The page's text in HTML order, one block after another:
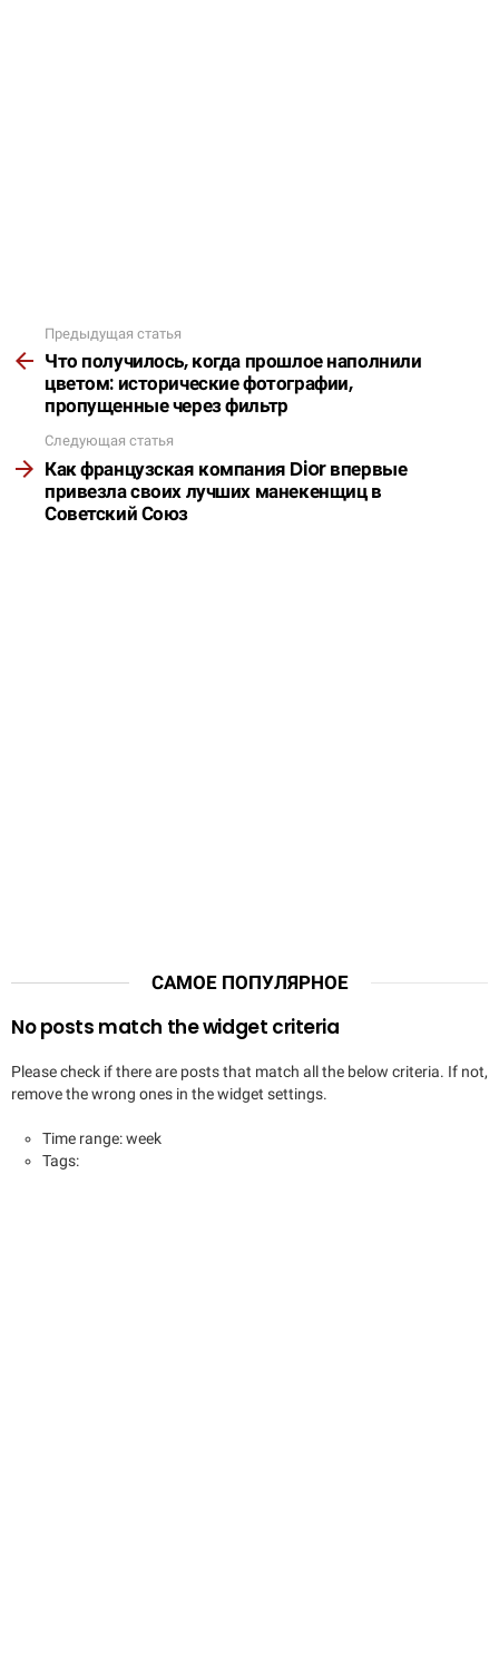
Подробнее
Предыдущая статья
Что получилось, когда прошлое наполнили
цветом: исторические фотографии,
пропущенные через фильтр
Следующая статья
Как французская компания Dior впервые
привезла своих лучших манекенщиц в
Советский Союз
САМОЕ ПОПУЛЯРНОЕ
No posts match the widget criteria
Please check if there are posts that match all the below criteria. If not,
remove the wrong ones in the widget settings.
Time range: week
Tags: